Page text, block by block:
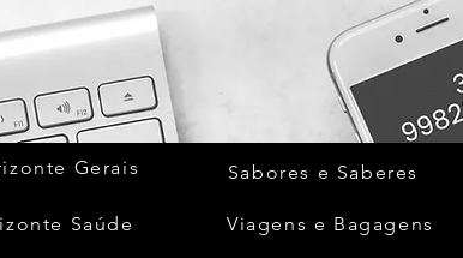
Gerais
Saúde
Sabores e Saberes
Viagens e Bagagens